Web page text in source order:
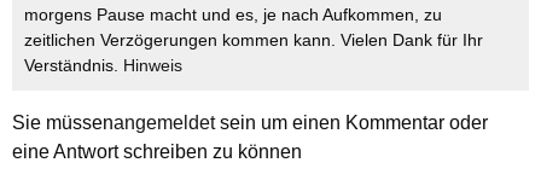
morgens Pause macht und es, je nach Aufkommen, zu
zeitlichen Verzögerungen kommen kann. Vielen Dank für Ihr
Verständnis. Hinweis
Sie müssenangemeldetsein um einen Kommentar oder
eine Antwort schreiben zu können